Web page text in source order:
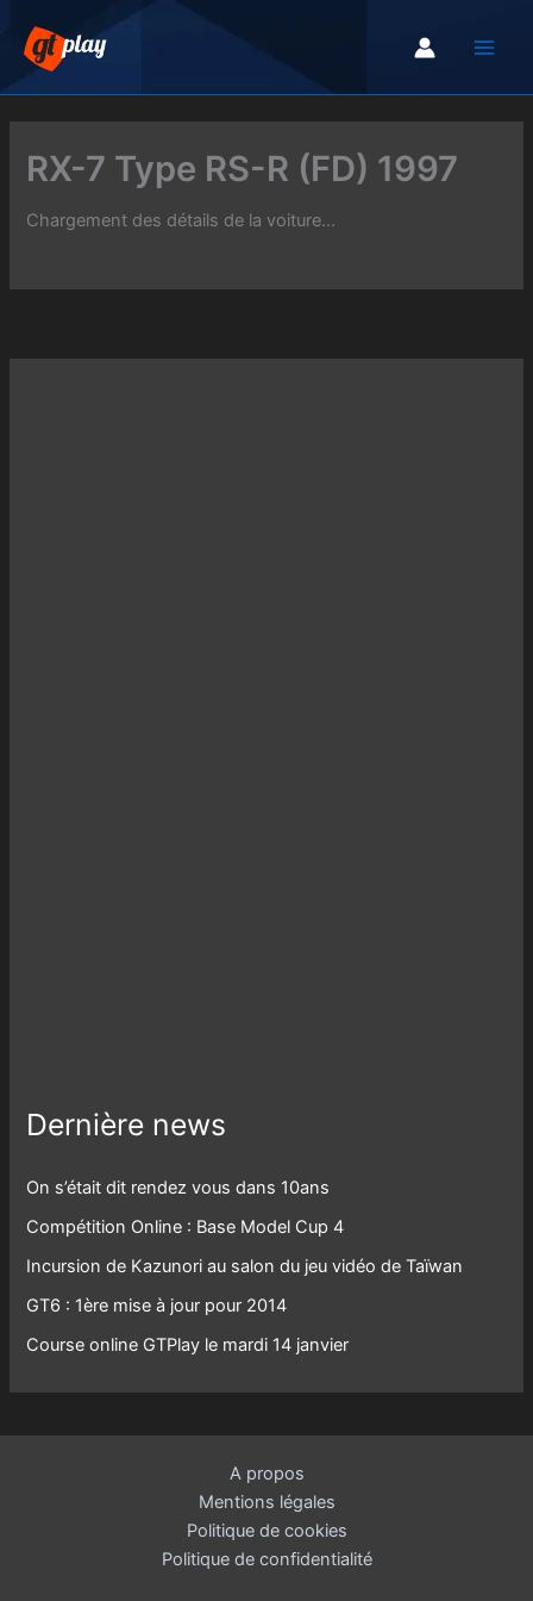
contenu
RX-7 Type RS-R (FD) 1997
Chargement des détails de la voiture...
Dernière news
On s’était dit rendez vous dans 10ans
Compétition Online : Base Model Cup 4
Incursion de Kazunori au salon du jeu vidéo de Taïwan
GT6 : 1ère mise à jour pour 2014
Course online GTPlay le mardi 14 janvier
A propos
Mentions légales
Politique de cookies
Politique de confidentialité